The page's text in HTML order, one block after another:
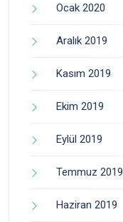
Ocak 2020
Aralık 2019
Kasım 2019
Ekim 2019
Eylül 2019
Temmuz 2019
Haziran 2019